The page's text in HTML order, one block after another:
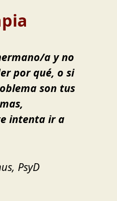
a y no
por qué, o si
son tus
intenta ir a
PsyD